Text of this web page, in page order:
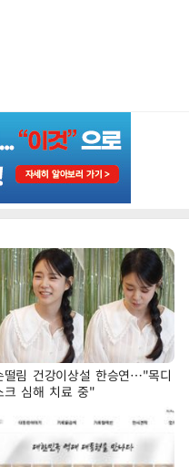
떨림 건강이상설 한승연…"목디
크 심해 치료 중"